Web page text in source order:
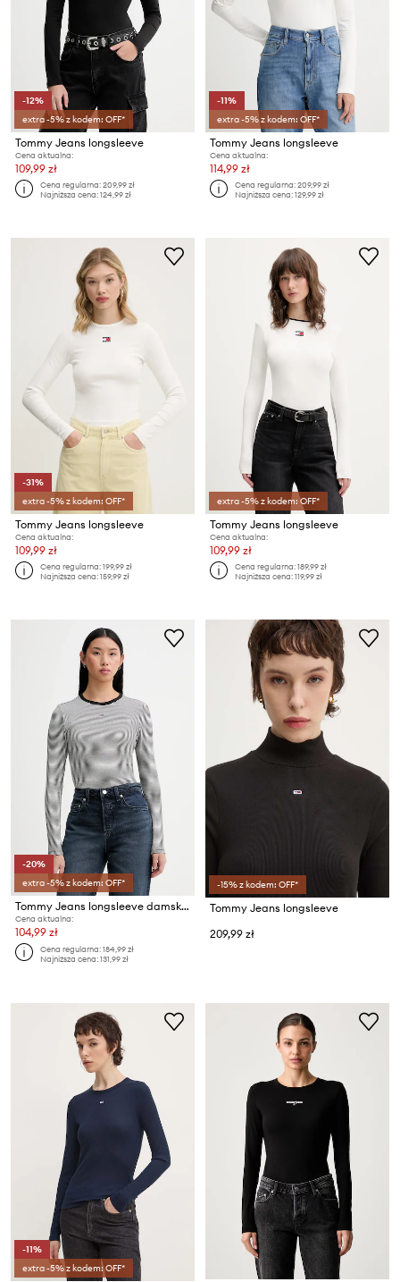
-12%
extra -5% z kodem: OFF*
Tommy Jeans longsleeve
Cena aktualna:
109,99 zł
Cena regularna:209,99 zł
Najniższa cena:124,99 zł
-11%
extra -5% z kodem: OFF*
Tommy Jeans longsleeve
Cena aktualna:
114,99 zł
Cena regularna:209,99 zł
Najniższa cena:129,99 zł
-31%
extra -5% z kodem: OFF*
Tommy Jeans longsleeve
Cena aktualna:
109,99 zł
Cena regularna:199,99 zł
Najniższa cena:159,99 zł
extra -5% z kodem: OFF*
Tommy Jeans longsleeve
Cena aktualna:
109,99 zł
Cena regularna:189,99 zł
Najniższa cena:119,99 zł
-20%
extra -5% z kodem: OFF*
Tommy Jeans longsleeve damski bawełniany z elastanem
Cena aktualna:
104,99 zł
Cena regularna:184,99 zł
Najniższa cena:131,99 zł
-15% z kodem: OFF*
Tommy Jeans longsleeve
209,99 zł
-11%
extra -5% z kodem: OFF*